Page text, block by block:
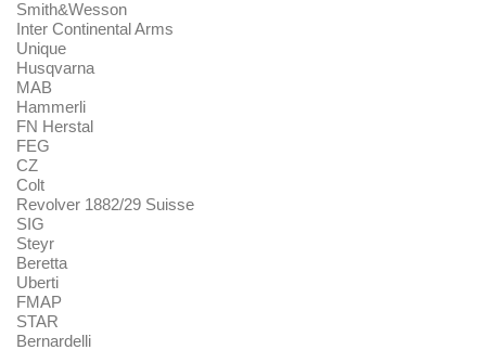
Smith&Wesson
Inter Continental Arms
Unique
Husqvarna
MAB
Hammerli
FN Herstal
FEG
CZ
Colt
Revolver 1882/29 Suisse
SIG
Steyr
Beretta
Uberti
FMAP
STAR
Bernardelli